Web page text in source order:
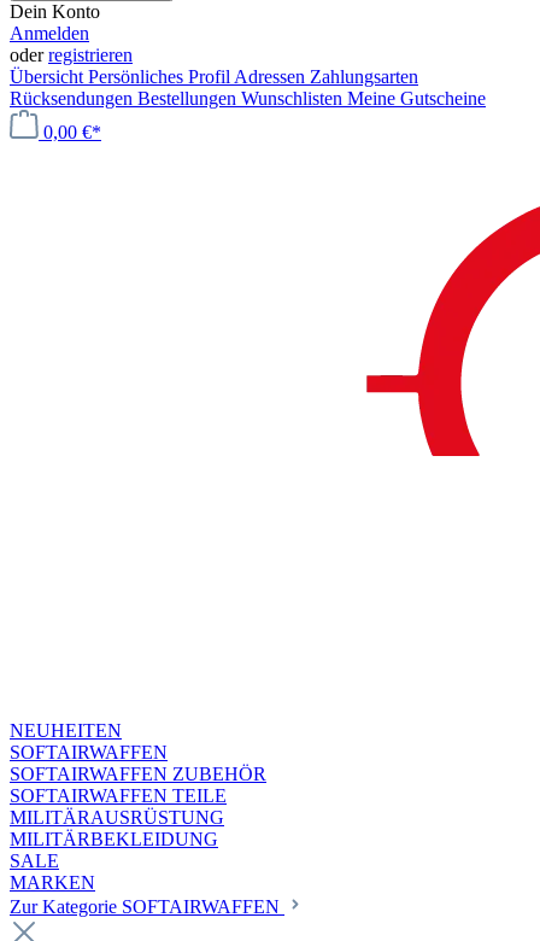
Dein Konto
Anmelden
oderregistrieren
Übersicht Persönliches Profil Adressen Zahlungsarten
Rücksendungen Bestellungen Wunschlisten Meine Gutscheine
0,00 €*
NEUHEITEN
SOFTAIRWAFFEN
SOFTAIRWAFFEN ZUBEHÖR
SOFTAIRWAFFEN TEILE
MILITÄRAUSRÜSTUNG
MILITÄRBEKLEIDUNG
SALE
MARKEN
Zur Kategorie SOFTAIRWAFFEN